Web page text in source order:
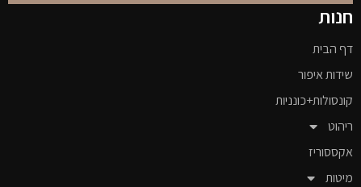
חנות
דף הבית
שידות איפור
קונסולות+כונניות
ריהוט
אקססוריז
מיטות